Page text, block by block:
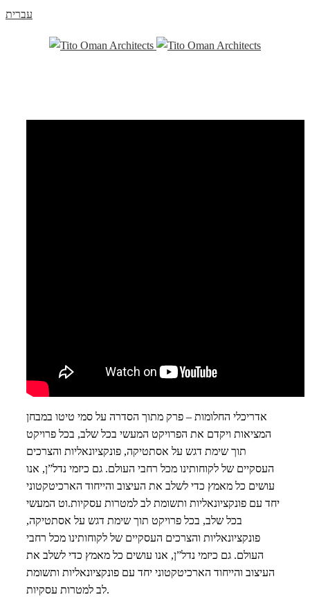
עברית
אדריכלי החלומות – פרק מתוך הסדרה על סמי טיטו במבחן
המציאות ויקדם את הפרויקט המעשי בכל שלב, בכל פרויקט
תוך שימת דגש על אסתטיקה, פונקציונאליות והצרכים
העסקיים של לקוחותינו מכל רחבי העולם. גם כיזמי נדל”ן, אנו
עושים כל מאמץ כדי לשלב את העיצוב והייחוד הארכיטקטוני
יחד עם פונקציונאליות ותשומת לב למטרות עסקיות.וט המעשי
בכל שלב, בכל פרויקט תוך שימת דגש על אסתטיקה,
פונקציונאליות והצרכים העסקיים של לקוחותינו מכל רחבי
העולם. גם כיזמי נדל”ן, אנו עושים כל מאמץ כדי לשלב את
העיצוב והייחוד הארכיטקטוני יחד עם פונקציונאליות ותשומת
לב למטרות עסקיות.